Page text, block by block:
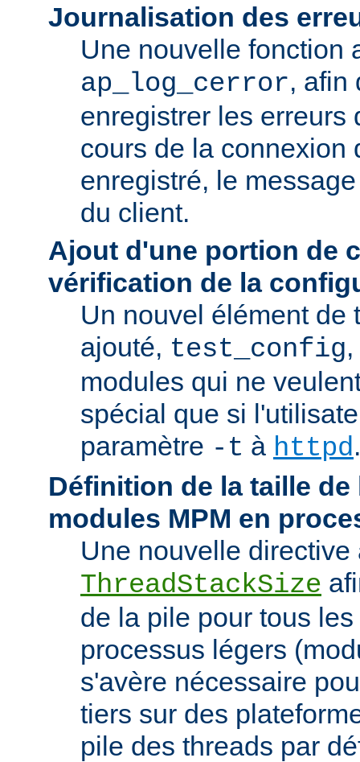
Journalisation des
Une nouvelle fonction
ap_log_cerror, afin
enregistrer les erreurs
cours de la connexion
enregistré, le
du client.
Ajout d'une portion de
vérification de la
Un nouvel élément de
ajouté, test_config
modules qui ne
spécial que si
paramètre -t à httpd.
Définition de la taille
modules MPM en
Une nouvelle directive
ThreadStackSize
de la pile pour tous
processus légers
s'avère nécessaire
tiers sur des
pile des threads par